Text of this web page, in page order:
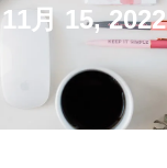
11月 15, 2022